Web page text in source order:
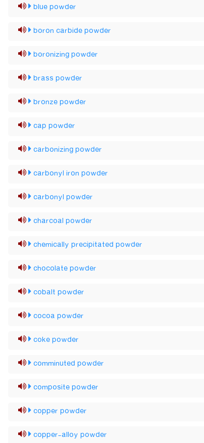
blue powder
boron carbide powder
boronizing powder
brass powder
bronze powder
cap powder
carbonizing powder
carbonyl iron powder
carbonyl powder
charcoal powder
chemically precipitated powder
chocolate powder
cobalt powder
cocoa powder
coke powder
comminuted powder
composite powder
copper powder
copper-alloy powder